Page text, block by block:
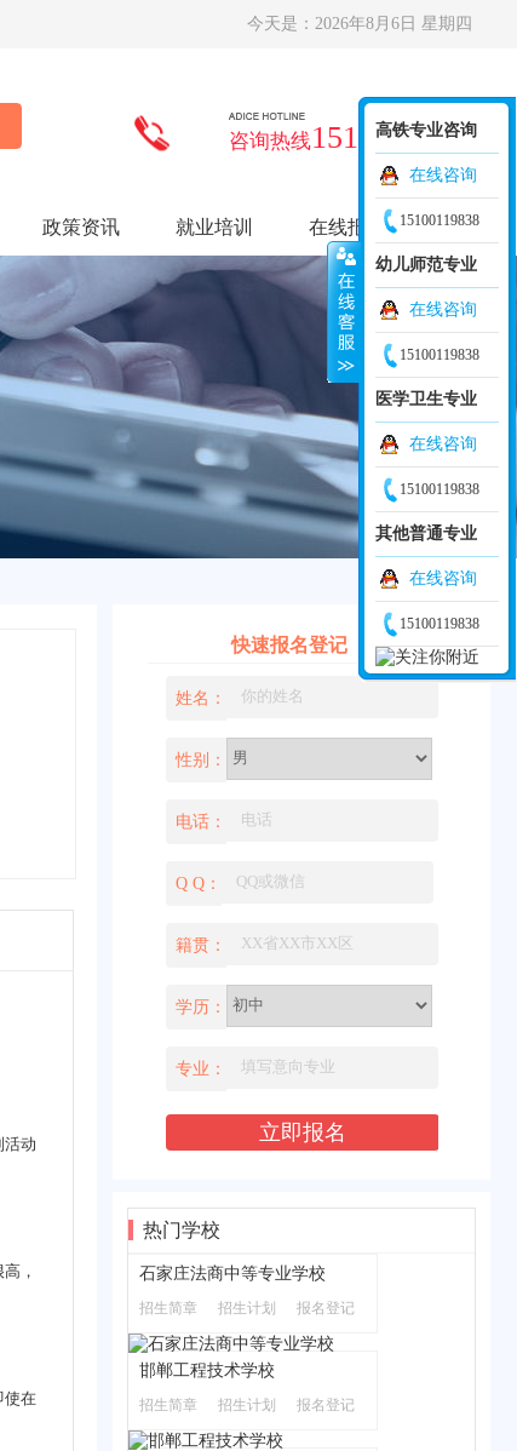
今天是： 2026年8月6日 星期四
咨询热线15100119838
政策资讯 就业培训 在线报名
活动
，
使在
快速报名登记
姓名：
性别：
电话：
Q Q：
籍贯：
学历：
专业：
热门学校
石家庄法商中等专业学校
招生简章 招生计划 报名登记
邯郸工程技术学校
招生简章 招生计划 报名登记
高铁专业咨询
在线咨询
15100119838
幼儿师范专业
在线咨询
15100119838
医学卫生专业
在线咨询
15100119838
其他普通专业
在线咨询
15100119838